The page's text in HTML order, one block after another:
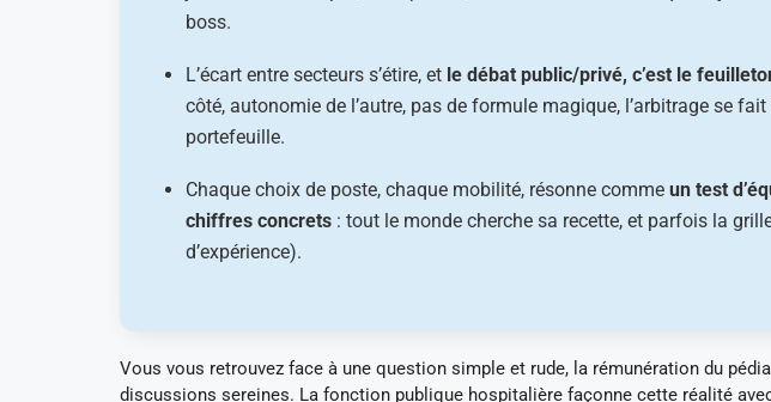
boss.
L’écart entre secteurs s’étire, et le débat public/privé, c’est le
côté, autonomie de l’autre, pas de formule magique, l’arbitrage se
portefeuille.
Chaque choix de poste, chaque mobilité, résonne comme un test
chiffres concrets : tout le monde cherche sa recette, et parfois la
d’expérience).
Vous vous retrouvez face à une question simple et rude, la rémunération du
discussions sereines. La fonction publique hospitalière façonne cette réalité